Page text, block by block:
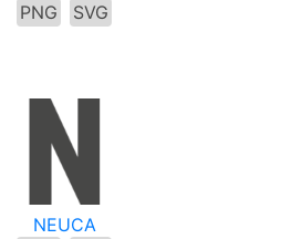
PNG
SVG
NEUCA